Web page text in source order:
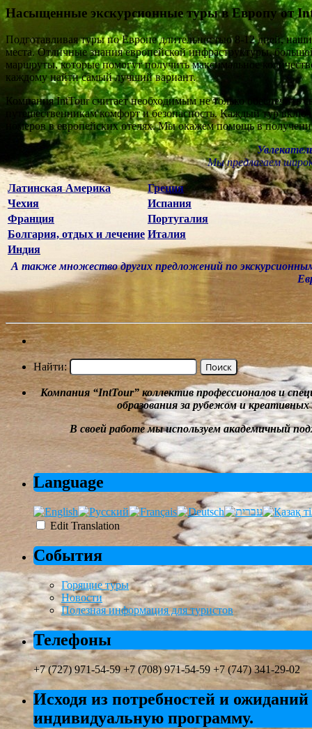
Насыщенные экскурсионные туры в Европу от
Подготавливая туры по Европе длительностью 8-12 дней,
места. Отличные знания европейской инфраструктуры,
маршруты, которые помогут получить максимальное
каждому найти самый лучший вариант.
Компания IntTour считает необходимым не только
путешественникам комфорт и безопасность. Каждый тур
номеров в европейских отелях. Мы окажем помощь в
Мы предлагаем
Латинская Америка
Греция
Чехия
Испания
Франция
Португалия
Болгария, отдых и лечение Италия
Индия
А также множество других предложений по
Найти:
Компания “IntTour” коллектив профессионалов и
образования за рубежом икреативных
В своей работе мыиспользуем академичный
Language
Edit Translation
События
Горящие туры
Новости
Полезная информация для туристов
Телефоны
+7 (727) 971-54-59 +7 (708) 971-54-59 +7 (747) 341-29-02
Исходя из потребностей и
индивидуальную программу.